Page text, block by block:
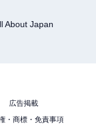
About Japan
広告掲載
・商標・免責事項